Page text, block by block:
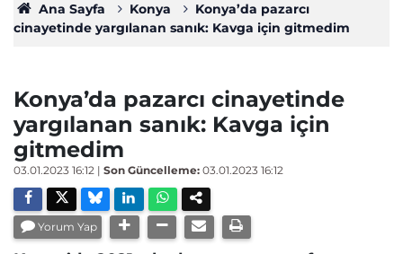
Ana Sayfa Konya
Konya’da pazarcı
cinayetinde yargılanan sanık: Kavga için gitmedim
Konya’da pazarcı cinayetinde
yargılanan sanık: Kavga için
gitmedim
03.01.2023 16:12 | Son Güncelleme: 03.01.2023 16:12
Yorum Yap